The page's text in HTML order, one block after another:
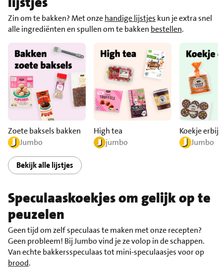
Zin om te bakken? Met onzehandige lijstjes kun je extra snel
alle ingrediënten en spullen om te bakken bestellen.
Zoete baksels bakken
Jumbo
High tea
jumbo
Koekje erbij?
Jumbo
Bekijk alle lijstjes
Speculaaskoekjes om gelijk op te
peuzelen
Geen tijd om zelf speculaas te maken met onze recepten?
Geen probleem! Bij Jumbo vind je ze volop in de schappen.
Van echte bakkersspeculaas tot mini-speculaasjes voor op
brood.